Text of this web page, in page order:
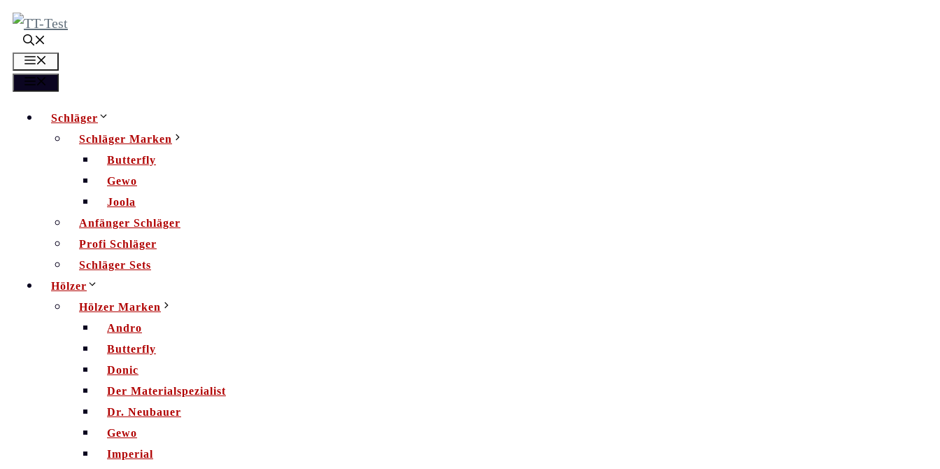
Zum
Inhalt
springen
Schläger
Schläger Marken
Butterfly
Gewo
Joola
Anfänger Schläger
Profi Schläger
Schläger Sets
Hölzer
Hölzer Marken
Andro
Butterfly
Donic
Der Materialspezialist
Dr. Neubauer
Gewo
Imperial